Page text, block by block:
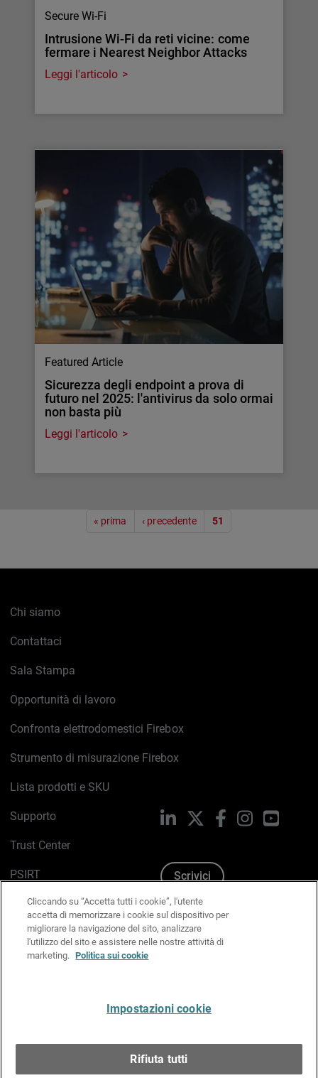
Secure Wi-Fi
Intrusione Wi-Fi da reti vicine: come
fermare i Nearest Neighbor Attacks
Leggi l'articolo
Featured Article
Sicurezza degli endpoint a prova di
futuro nel 2025: l'antivirus da solo ormai
non basta più
Leggi l'articolo
« prima ‹ precedente 51
Chi siamo
Contattaci
Sala Stampa
Opportunità di lavoro
Confronta elettrodomestici Firebox
Strumento di misurazione Firebox
Lista prodotti e SKU
Supporto
Trust Center
PSIRT
Politica sui cookie
Informativa sulla privacy
Kit Media & Brand
LinkedIn FacebookInstagram
Scrivici
Cliccando su “Accetta tutti i cookie”, l'utente
accetta di memorizzare i cookie sul dispositivo per
migliorare la navigazione del sito, analizzare
l'utilizzo del sito e assistere nelle nostre attività di
marketing. Politica sui cookie
Impostazioni cookie
Rifiuta tutti